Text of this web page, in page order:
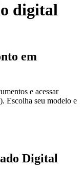
digital
em
e acessar
Escolha seu modelo e
Digital